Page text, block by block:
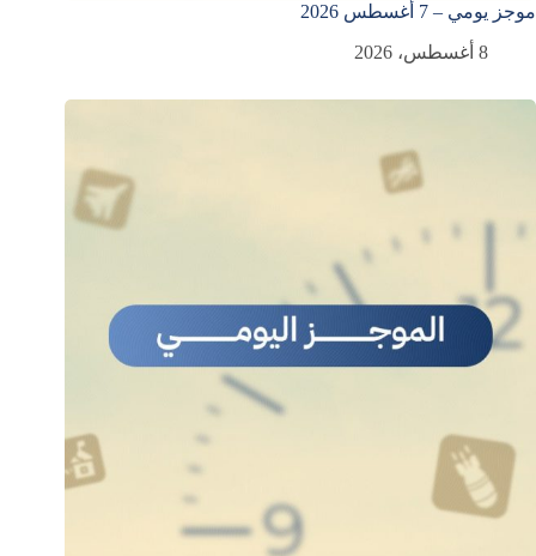
موجز يومي – 7 أغسطس 2026
8 أغسطس، 2026